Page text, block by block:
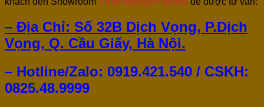
– Địa Chỉ: Số 32B Dịch Vọng, P.Dịch
Vọng, Q. Cầu Giấy, Hà Nội.
– Hotline/Zalo: 0919.421.540 / CSKH:
0825.48.9999